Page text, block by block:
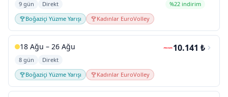
9 gün
Direkt
Boğaziçi Yüzme Yarışı
Kadınlar EuroVolley
%22 indirim
18 Ağu – 26 Ağu
8 gün
Direkt
Boğaziçi Yüzme Yarışı
Kadınlar EuroVolley
10.141 ₺